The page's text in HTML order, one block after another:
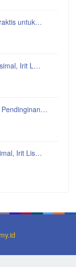
untuk…
Irit L…
Pendinginan…
Irit Lis…